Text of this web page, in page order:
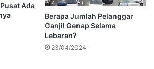
Ada
Berapa Jumlah Pelanggar
Ganjil Genap Selama
Lebaran?
23/04/2024